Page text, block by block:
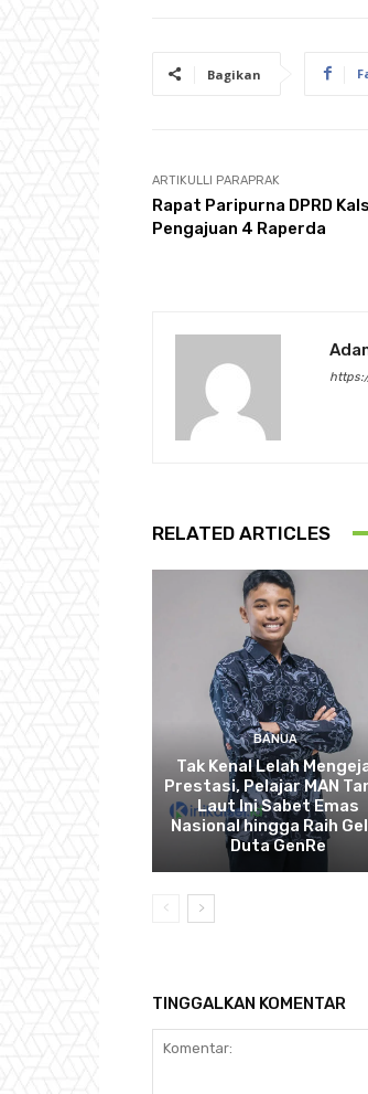
Bagikan
ARTIKULLI PARAPRAK
Rapat Paripurna DPRD
Pengajuan 4 Raperda
RELATED ARTICLES
BANUA
Tak Kenal Lelah
Prestasi, Pelajar MAN
Laut Ini Sabet Emas
Nasional hingga Raih
Duta GenRe
TINGGALKAN KOMENTAR